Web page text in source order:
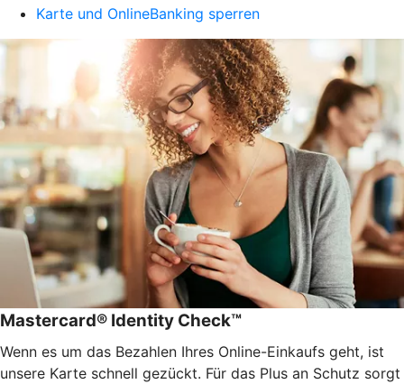
Karte und OnlineBanking sperren
Mastercard® Identity Check™
Wenn es um das Bezahlen Ihres Online-Einkaufs geht, ist
unsere Karte schnell gezückt. Für das Plus an Schutz sorgt